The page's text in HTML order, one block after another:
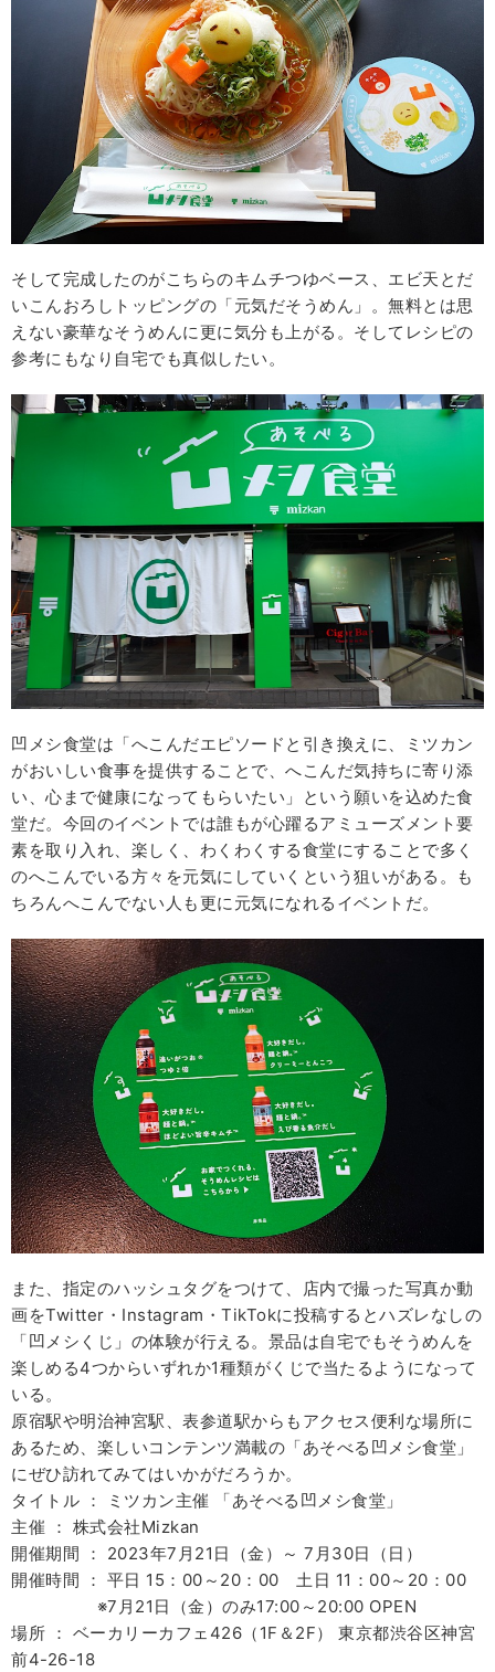
そして完成したのがこちらのキムチつゆベース、エビ天とだ
いこんおろしトッピングの「元気だそうめん」。無料とは思
えない豪華なそうめんに更に気分も上がる。そしてレシピの
参考にもなり自宅でも真似したい。
凹メシ食堂は「へこんだエピソードと引き換えに、ミツカン
がおいしい食事を提供することで、へこんだ気持ちに寄り添
い、心まで健康になってもらいたい」という願いを込めた食
堂だ。今回のイベントでは誰もが心躍るアミューズメント要
素を取り入れ、楽しく、わくわくする食堂にすることで多く
のへこんでいる方々を元気にしていくという狙いがある。も
ちろんへこんでない人も更に元気になれるイベントだ。
また、指定のハッシュタグをつけて、店内で撮った写真か動
画をTwitter・Instagram・TikTokに投稿するとハズレなしの
「凹メシくじ」の体験が行える。景品は自宅でもそうめんを
楽しめる4つからいずれか1種類がくじで当たるようになって
いる。
原宿駅や明治神宮駅、表参道駅からもアクセス便利な場所に
あるため、楽しいコンテンツ満載の「あそべる凹メシ食堂」
にぜひ訪れてみてはいかがだろうか。
タイトル ： ミツカン主催 「あそべる凹メシ食堂」
主催 ： 株式会社Mizkan
開催期間 ： 2023年7月21日（金）～ 7月30日（日）
開催時間 ： 平日 15：00～20：00 土日 11：00～20：00
※7月21日（金）のみ17:00～20:00 OPEN
場所 ： ベーカリーカフェ426（1F＆2F） 東京都渋谷区神宮
前4-26-18